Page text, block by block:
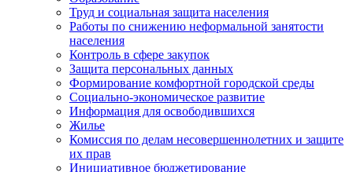
Труд и социальная защита населения
Работы по снижению неформальной занятости
населения
Контроль в сфере закупок
Защита персональных данных
Формирование комфортной городской среды
Социально-экономическое развитие
Информация для освободившихся
Жилье
Комиссия по делам несовершеннолетних и защите
их прав
Инициативное бюджетирование